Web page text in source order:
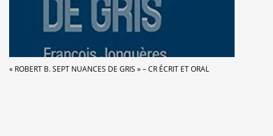
« ROBERT B. SEPT NUANCES DE GRIS » – CR ÉCRIT ET ORAL